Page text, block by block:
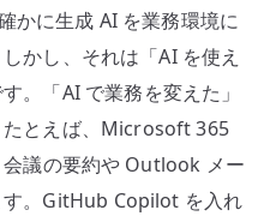
かに生成 AI を業務環境に
かし、それは「AI を使え
。「AI で業務を変えた」
たとえば、Microsoft 365
議の要約や Outlook メー
。GitHub Copilot を入れ